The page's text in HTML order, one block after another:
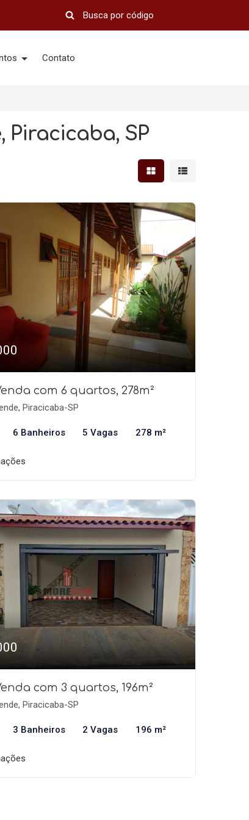
Contato
Piracicaba, SP
Mostrar resultados em
Mostrar
com 6 quartos, 278m²
Piracicaba-SP
6 Banheiros 5 Vagas 278 m²
com 3 quartos, 196m²
Piracicaba-SP
3 Banheiros 2 Vagas 196 m²